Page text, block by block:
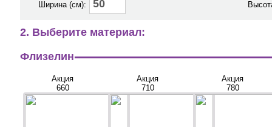
Ширина (см):
2. Выберите материал:
Флизелин
Акция
660
Акция
710
Акция
780